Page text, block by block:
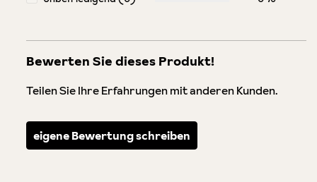
Bewerten Sie dieses Produkt!
Teilen Sie Ihre Erfahrungen mit anderen Kunden.
eigene Bewertung schreiben